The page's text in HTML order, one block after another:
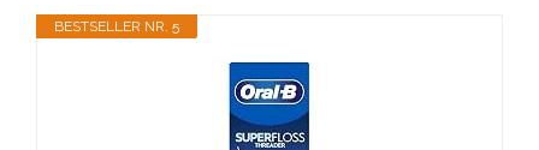
BESTSELLER NR. 5